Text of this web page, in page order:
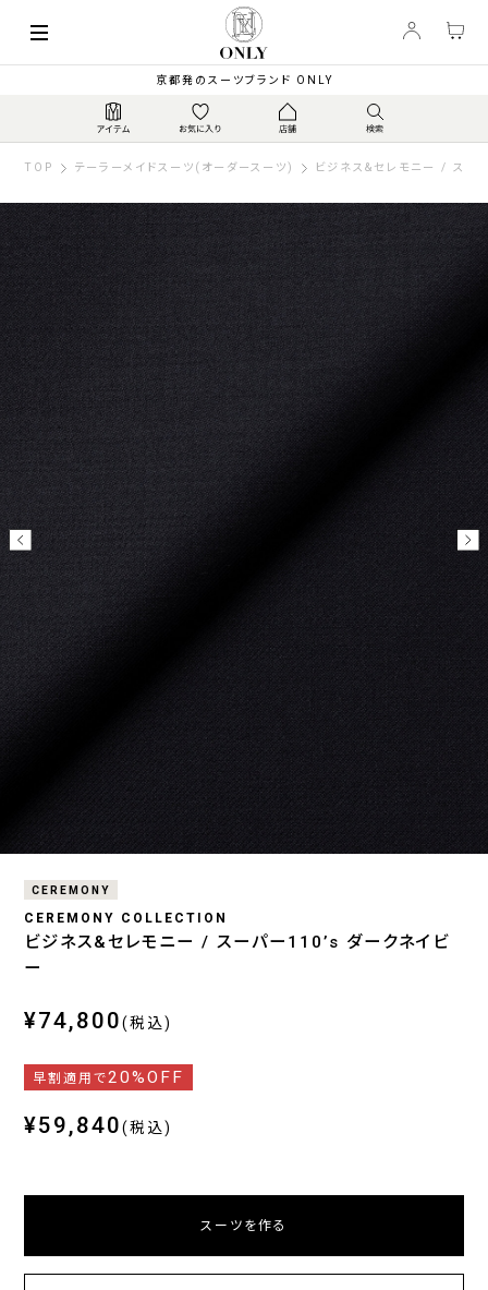
京都発のスーツブランド ONLY
TOP テーラーメイドスーツ(オーダースーツ) ビジネス&セレモニー / スー
CEREMONY
CEREMONY COLLECTION
ビジネス&セレモニー / スーパー110’s ダークネイビ
ー
¥74,800(税込)
早割適用で20%OFF
¥59,840(税込)
スーツを作る